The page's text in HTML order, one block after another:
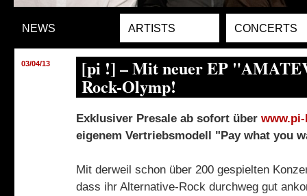
NEWS ARTISTS CONCERTS
03/04/13 [pi !] – Mit neuer EP
Rock-Olymp!
Exklusiver Presale ab sofort über
eigenem Vertriebsmodell "Pay what you
Mit derweil schon über 200 gespielten
dass ihr Alternative-Rock durchweg gut